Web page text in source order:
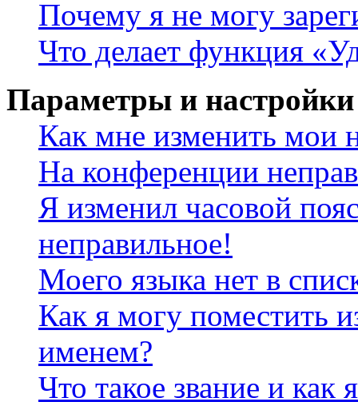
Почему я не могу
Что делает функция
Параметры и настройки
Как мне изменить мои
На конференции
Я изменил часовой
неправильное!
Моего языка нет в
Как я могу поместить
именем?
Что такое звание и как